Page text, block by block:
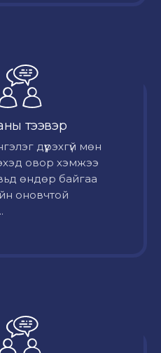
тээвэр
дүүрэхгүй мөн
овор хэмжээ
өндөр байгаа
оновчтой